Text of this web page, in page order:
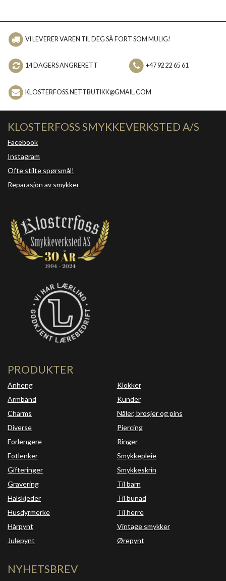
VI LEVERER VAREN TIL DEG SÅ FORT SOM MULIG!
14 DAGERS ANGRERETT +47 92 22 65 61
KLOSTERFOSS.NETTBUTIKK@GMAIL.COM
KLOSTERFOSS SMYKKEVERKSTED A/S
Facebook
Instagram
Ofte stilte spørsmål!
Reparasjon av smykker
PRODUKTER
Anheng
Armbånd
Charms
Diverse
Forlengere
Fotlenker
Gifteringer
Gravering
Halskjeder
Husdyrmerke
Hårpynt
Julepynt
Klokker
Kunder
Nåler, brosjer og pins
Piercing
Ringer
Smykkepleie
Smykkeskrin
Til barn
Til bunad
Til herre
Vintage smykker
Ørepynt
NYHETSBREV